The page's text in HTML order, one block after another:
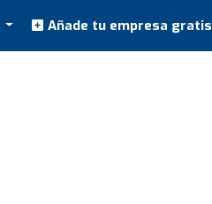
Añade tu empresa gratis